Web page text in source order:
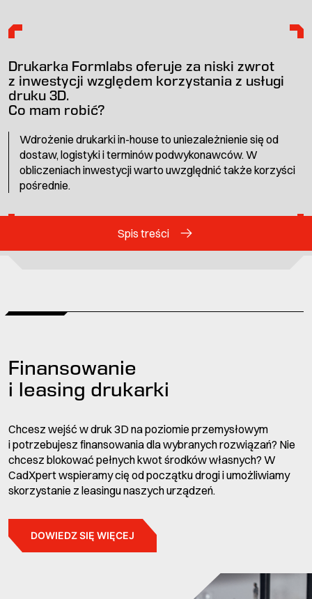
Drukarka Formlabs oferuje za niski zwrot
z inwestycji względem korzystania z usługi
druku 3D.
Co mam robić?
Wdrożenie drukarki in-house to uniezależnienie się od
dostaw, logistyki i terminów podwykonawców. W
obliczeniach inwestycji warto uwzględnić także korzyści
pośrednie.
Finansowanie
i leasing drukarki
Chcesz wejść w druk 3D na poziomie przemysłowym
i potrzebujesz finansowania dla wybranych rozwiązań? Nie
chcesz blokować pełnych kwot środków własnych? W
CadXpert wspieramy cię od początku drogi i umożliwiamy
skorzystanie z leasingu naszych urządzeń.
DOWIEDZ SIĘ WIĘCEJ
Spis treści